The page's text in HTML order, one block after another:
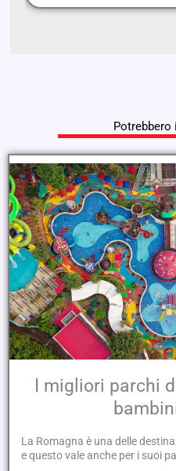
Potrebbero
I migliori parchi
La Romagna è una delle
e questo vale anche per i suoi